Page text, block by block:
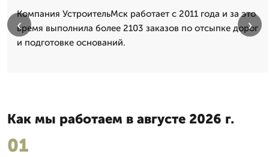
Компания УстроительМск работает с 2011 года и за это
время выполнила более 2103 заказов по отсыпке дорог
и подготовке оснований.
‹ ›
Как мы работаем в августе 2026 г.
01